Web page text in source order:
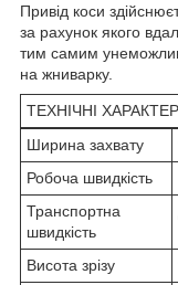
Привід коси
за рахунок якого
тим самим
на жниварку.
ТЕХНІЧНІ
Ширина захвату
Робоча швидкість
Транспортна
швидкість
Висота зрізу